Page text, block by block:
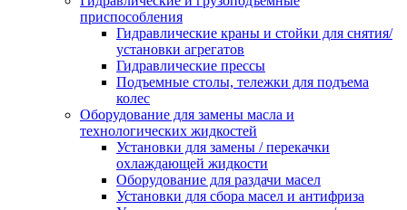
приспособления
Гидравлические краны и стойки для снятия/
установки агрегатов
Гидравлические прессы
Подъемные столы, тележки для подъема
колес
Оборудование для замены масла и
технологических жидкостей
Установки для замены / перекачки
охлаждающей жидкости
Оборудование для раздачи масел
Установки для сбора масел и антифриза